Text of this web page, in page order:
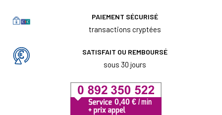
PAIEMENT SÉCURISÉ
transactions cryptées
SATISFAIT OU REMBOURSÉ
sous 30 jours